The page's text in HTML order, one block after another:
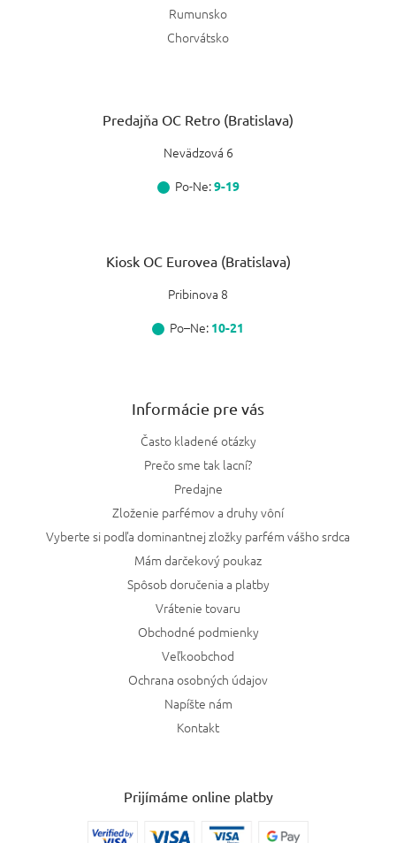
Rumunsko
Chorvátsko
Predajňa OC Retro (Bratislava)
Nevädzová 6
Po-Ne:9-19
Kiosk OC Eurovea (Bratislava)
Pribinova 8
Po–Ne: 10-21
Informácie pre vás
Často kladené otázky
Prečo sme tak lacní?
Predajne
Zloženie parfémov a druhy vôní
Vyberte si podľa dominantnej zložky parfém vášho srdca
Mám darčekový poukaz
Spôsob doručenia a platby
Vrátenie tovaru
Obchodné podmienky
Veľkoobchod
Ochrana osobných údajov
Napíšte nám
Kontakt
Prijímáme online platby